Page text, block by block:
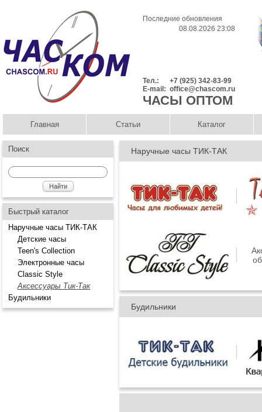
Последние обновления
08.08.2026 23:08
Тел.:
+7 (925) 342-83-99
E-mail: office@chascom.ru
ЧАСЫ ОПТОМ
Главная Статьи Каталог
Поиск
Быстрый каталог
Наручные часы ТИК-ТАК
Детские часы
Teen's Collection
Электронные часы
Classic Style
Аксессуары Тик-Так
Будильники
Наручные часы ТИК-ТАК
Будильники